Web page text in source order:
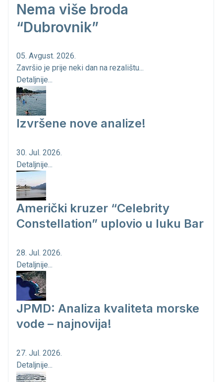
Nema više broda
“Dubrovnik”
05. Avgust. 2026.
Završio je prije neki dan na rezalištu...
Detaljnije...
Izvršene nove analize!
30. Jul. 2026.
Detaljnije...
Američki kruzer “Celebrity
Constellation” uplovio u luku Bar
28. Jul. 2026.
Detaljnije...
JPMD: Analiza kvaliteta morske
vode – najnovija!
27. Jul. 2026.
Detaljnije...